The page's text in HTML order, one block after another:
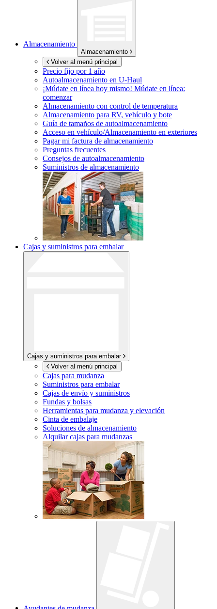
Almacenamiento
Almacenamiento
Volver al menú principal
Precio fijo por 1 año
Autoalmacenamiento en U-Haul
¡Múdate en línea hoy mismo! Múdate en línea:
comenzar
Almacenamiento con control de temperatura
Almacenamiento para RV, vehículo y bote
Guía de tamaños de autoalmacenamiento
Acceso en vehículo/Almacenamiento en exteriores
Pagar mi factura de almacenamiento
Preguntas frecuentes
Consejos de autoalmacenamiento
Suministros de almacenamiento
Cajas y suministros para embalar
Cajas y suministros para embalar
Volver al menú principal
Cajas para mudanza
Suministros para embalar
Cajas de envío y suministros
Fundas y bolsas
Herramientas para mudanza y elevación
Cinta de embalaje
Soluciones de almacenamiento
Alquilar cajas para mudanzas